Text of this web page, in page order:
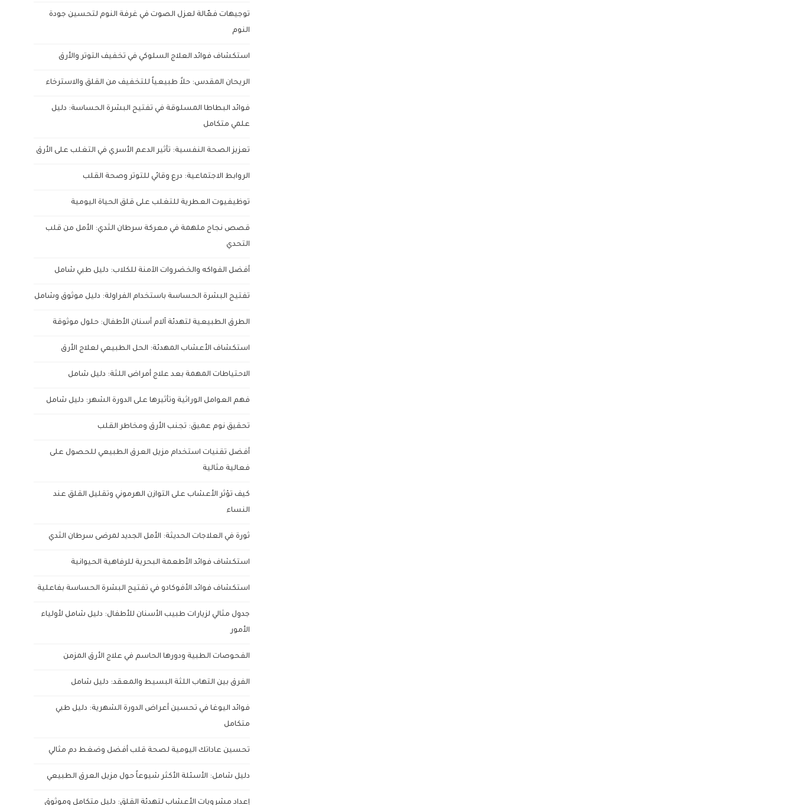
توجيهات فعّالة لعزل الصوت في غرفة النوم لتحسين جودة
النوم
استكشاف فوائد العلاج السلوكي في تخفيف التوتر والأرق
الريحان المقدس: حلاً طبيعياً للتخفيف من القلق والاسترخاء
فوائد البطاطا المسلوقة في تفتيح البشرة الحساسة: دليل
علمي متكامل
تعزيز الصحة النفسية: تأثير الدعم الأسري في التغلب على الأرق
الروابط الاجتماعية: درع وقائي للتوتر وصحة القلب
توظيفيوت العطرية للتغلب على قلق الحياة اليومية
قصص نجاح ملهمة في معركة سرطان الثدي: الأمل من قلب
التحدي
أفضل الفواكه والخضروات الآمنة للكلاب: دليل طبي شامل
تفتيح البشرة الحساسة باستخدام الفراولة: دليل موثوق وشامل
الطرق الطبيعية لتهدئة آلام أسنان الأطفال: حلول موثوقة
استكشاف الأعشاب المهدئة: الحل الطبيعي لعلاج الأرق
الاحتياطات المهمة بعد علاج أمراض اللثة: دليل شامل
فهم العوامل الوراثية وتأثيرها على الدورة الشهر: دليل شامل
تحقيق نوم عميق: تجنب الأرق ومخاطر القلب
أفضل تقنيات استخدام مزيل العرق الطبيعي للحصول على
فعالية مثالية
كيف تؤثر الأعشاب على التوازن الهرموني وتقليل القلق عند
النساء
ثورة في العلاجات الحديثة: الأمل الجديد لمرضى سرطان الثدي
استكشاف فوائد الأطعمة البحرية للرفاهية الحيوانية
استكشاف فوائد الأفوكادو في تفتيح البشرة الحساسة بفاعلية
جدول مثالي لزيارات طبيب الأسنان للأطفال: دليل شامل لأولياء
الأمور
الفحوصات الطبية ودورها الحاسم في علاج الأرق المزمن
الفرق بين التهاب اللثة البسيط والمعقد: دليل شامل
فوائد اليوغا في تحسين أعراض الدورة الشهرية: دليل طبي
متكامل
تحسين عاداتك اليومية لصحة قلب أفضل وضغط دم مثالي
دليل شامل: الأسئلة الأكثر شيوعاً حول مزيل العرق الطبيعي
إعداد مشروبات الأعشاب لتهدئة القلق: دليل متكامل وموثوق